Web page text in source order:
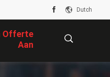
Dutch
Offerte
Aan